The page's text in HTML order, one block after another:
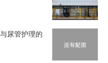
尿管护理的